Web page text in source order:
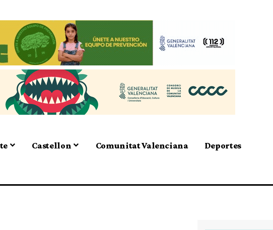
Castellon Comunitat Valenciana Deportes